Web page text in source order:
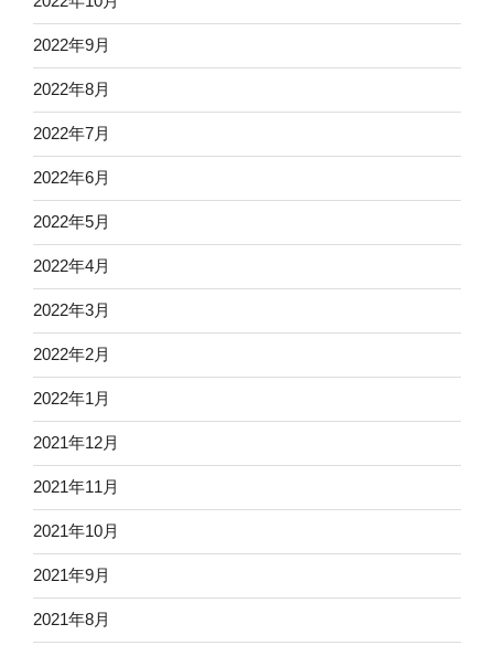
2022年9月
2022年8月
2022年7月
2022年6月
2022年5月
2022年4月
2022年3月
2022年2月
2022年1月
2021年12月
2021年11月
2021年10月
2021年9月
2021年8月